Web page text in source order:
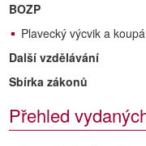
BOZP
Plavecký výcvik a
Další vzdělávání
Sbírka zákonů
Přehled